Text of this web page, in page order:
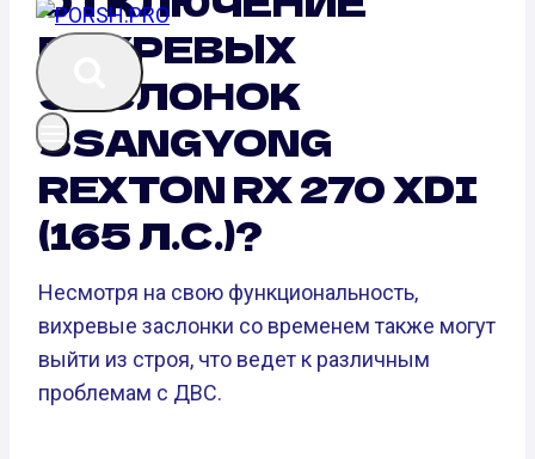
ВИХРЕВЫХ
ЗАСЛОНОК
SSANGYONG
REXTON RX 270 XDI
(165 Л.С.)?
Несмотря на свою функциональность,
вихревые заслонки со временем также могут
выйти из строя, что ведет к различным
проблемам с ДВС.